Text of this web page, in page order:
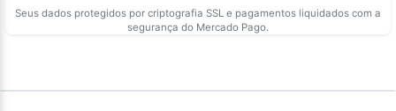
Seus dados protegidos por criptografia SSL e pagamentos liquidados com a
segurança do Mercado Pago.